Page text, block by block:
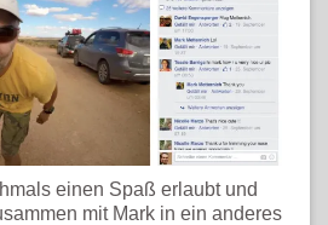
einen Spaß erlaubt und
mit Mark in ein anderes